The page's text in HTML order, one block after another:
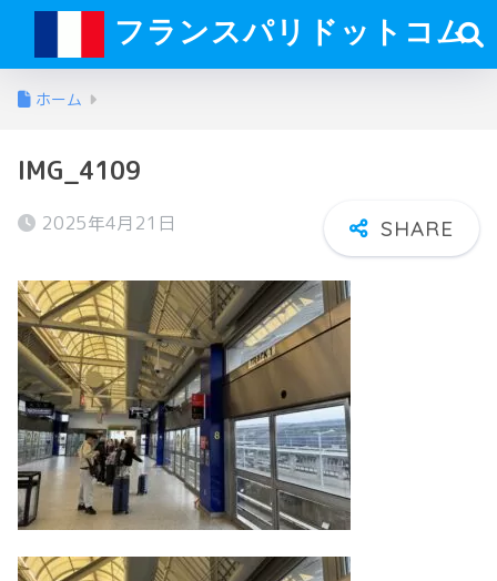
フランスパリドットコム
ホーム
IMG_4109
2025年4月21日